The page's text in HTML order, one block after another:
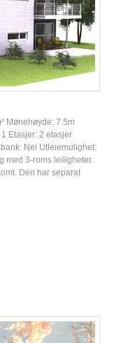
Mønehøyde: 7.5m
Etasjer: 2 etasjer
Nei Utleiemulighet:
med 3-roms leiligheter.
Den har separat